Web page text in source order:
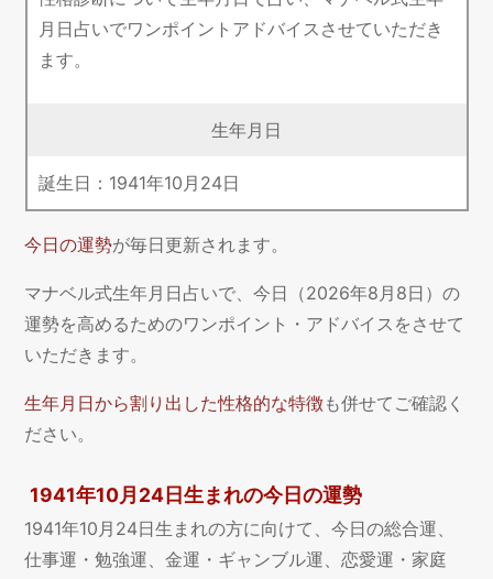
月日占いでワンポイントアドバイスさせていただき
ます。
生年月日
誕生日： 1941年10 月 24日
今日の運勢が毎日更新されます。
マナベル式生年月日占いで、今日（2026年8月8日）の
運勢を高めるためのワンポイント・アドバイスをさせて
いただきます。
生年月日から割り出した性格的な特徴も併せてご確認く
ださい。
1941年10月24日生まれの今日の運勢
1941年10月24日生まれの方に向けて、今日の総合運、
仕事運・勉強運、金運・ギャンブル運、恋愛運・家庭